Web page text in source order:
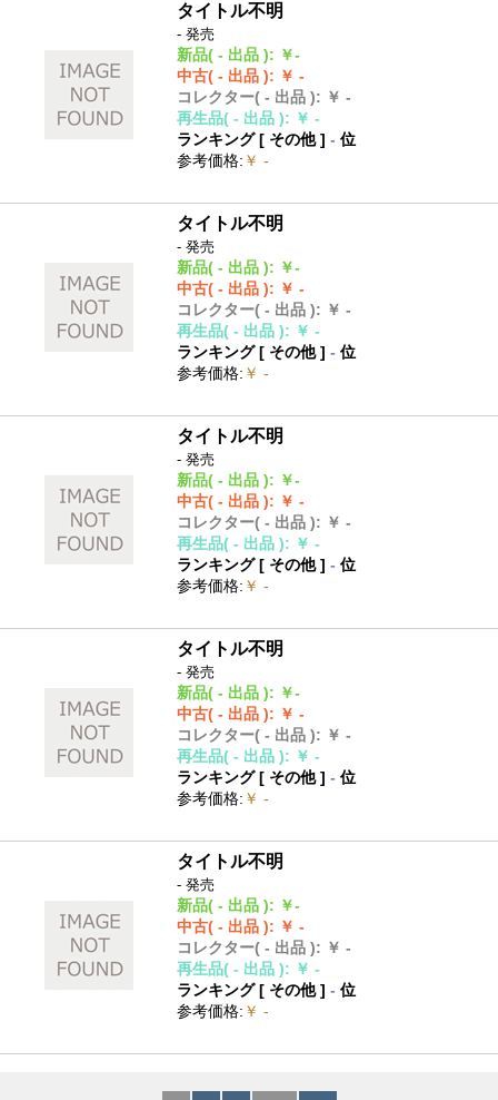
タイトル不明
- 発売
新品( - 出品 ): ￥-
中古( - 出品 ): ￥ -
コレクター( - 出品 ): ￥ -
再生品( - 出品 ): ￥ -
ランキング [ その他]- 位
参考価格: ￥ -
タイトル不明
- 発売
新品( - 出品 ): ￥-
中古( - 出品 ): ￥ -
コレクター( - 出品 ): ￥ -
再生品( - 出品 ): ￥ -
ランキング [ その他]- 位
参考価格: ￥ -
タイトル不明
- 発売
新品( - 出品 ): ￥-
中古( - 出品 ): ￥ -
コレクター( - 出品 ): ￥ -
再生品( - 出品 ): ￥ -
ランキング [ その他]- 位
参考価格: ￥ -
タイトル不明
- 発売
新品( - 出品 ): ￥-
中古( - 出品 ): ￥ -
コレクター( - 出品 ): ￥ -
再生品( - 出品 ): ￥ -
ランキング [ その他]- 位
参考価格: ￥ -
タイトル不明
- 発売
新品( - 出品 ): ￥-
中古( - 出品 ): ￥ -
コレクター( - 出品 ): ￥ -
再生品( - 出品 ): ￥ -
ランキング [ その他]- 位
参考価格: ￥ -